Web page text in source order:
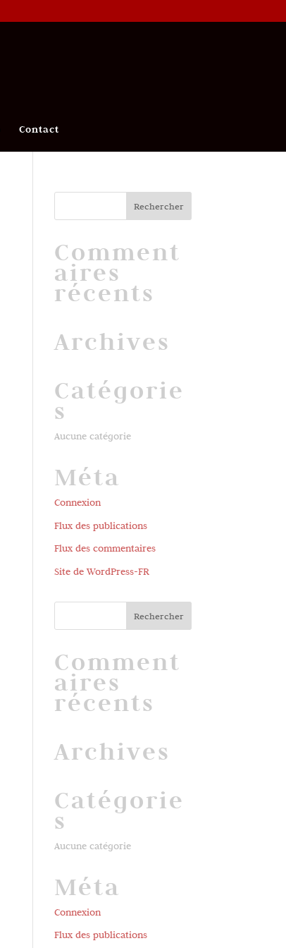
Contact
Comment
aires
récents
Archives
Catégorie
s
Aucune catégorie
Méta
Connexion
Flux des publications
Flux des commentaires
Site de WordPress-FR
Comment
aires
récents
Archives
Catégorie
s
Aucune catégorie
Méta
Connexion
Flux des publications